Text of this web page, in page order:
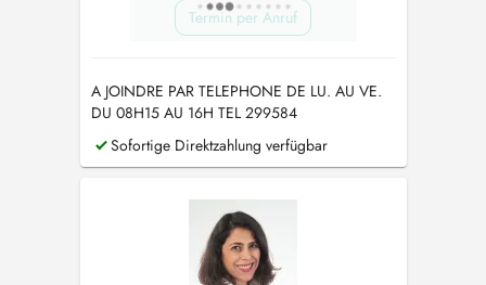
Termin per Anruf
A JOINDRE PAR TELEPHONE DE LU. AU VE.
DU 08H15 AU 16H TEL 299584
Sofortige Direktzahlung verfügbar